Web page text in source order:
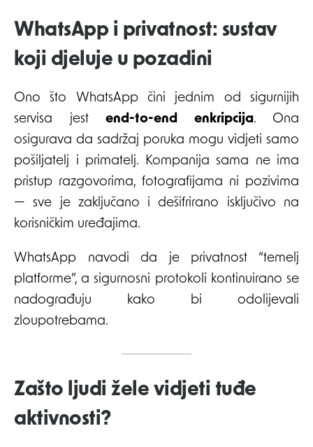
WhatsApp i privatnost: sustav
koji djeluje u pozadini
Ono što WhatsApp čini jednim od sigurnijih
servisa jest end-to-end enkripcija. Ona
osigurava da sadržaj poruka mogu vidjeti samo
pošiljatelj i primatelj. Kompanija sama ne ima
pristup razgovorima, fotografijama ni pozivima
— sve je zaključano i dešifrirano isključivo na
korisničkim uređajima.
WhatsApp navodi da je privatnost “temelj
platforme”, a sigurnosni protokoli kontinuirano se
nadograđuju kako bi odolijevali
zloupotrebama.
Zašto ljudi žele vidjeti tuđe
aktivnosti?